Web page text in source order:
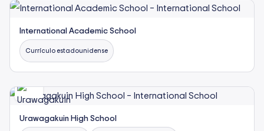
International Academic School
Currículo estadounidense
Urawagakuin High School